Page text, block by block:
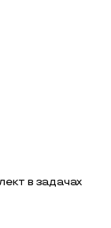
в задачах